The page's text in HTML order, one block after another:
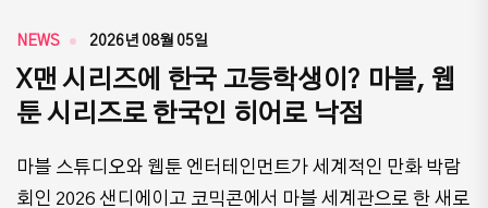
NEWS 2026년 08월 05일
X맨 시리즈에 한국 고등학생이? 마블, 웹
툰 시리즈로 한국인 히어로 낙점
마블 스튜디오와 웹툰 엔터테인먼트가 세계적인 만화 박람
회인 2026 샌디에이고 코믹콘에서 마블 세계관으로 한 새로